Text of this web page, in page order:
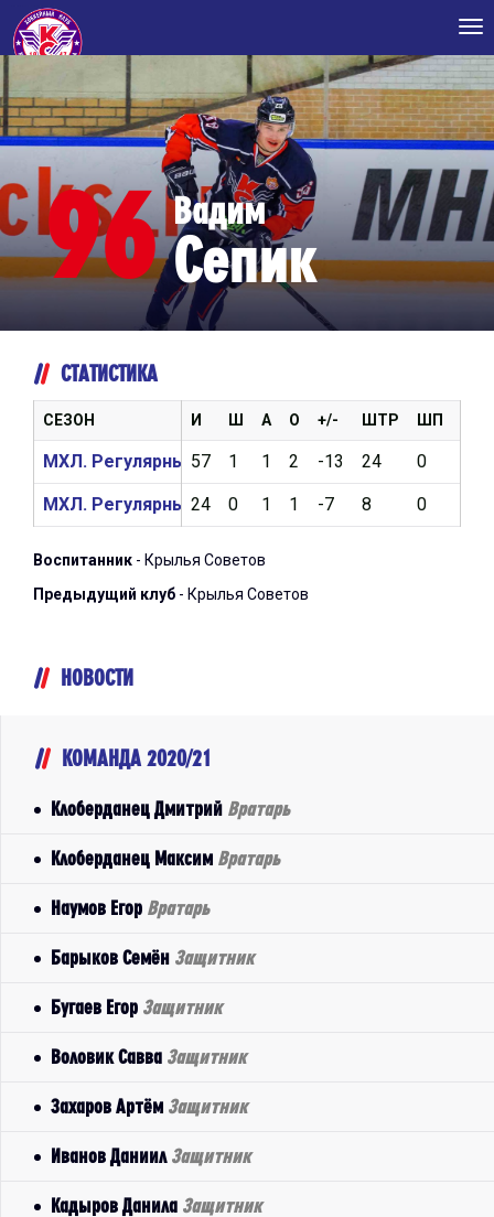
96 Вадим
Сепик
СТАТИСТИКА
И Ш А О +/- ШТР ШП
57 1 1 2 -13 24 0
24 0 1 1 -7 8 0
СЕЗОН
МХЛ. Регулярный чемпионат 2021/2022
МХЛ. Регулярный чемпионат 2020/2021
Воспитанник - Крылья Советов
Предыдущий клуб - Крылья Советов
НОВОСТИ
КОМАНДА 2020/21
Клоберданец Дмитрий Вратарь
Клоберданец Максим Вратарь
Наумов Егор Вратарь
Барыков Семён Защитник
Бугаев Егор Защитник
Воловик Савва Защитник
Захаров Артём Защитник
Иванов Даниил Защитник
Кадыров Данила Защитник